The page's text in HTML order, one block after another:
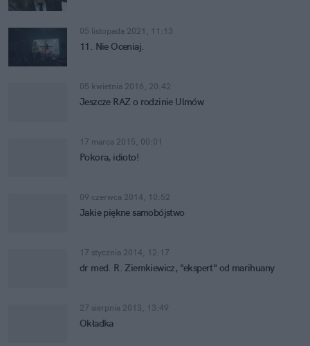
05 listopada 2021, 11:13
11. Nie Oceniaj.
05 kwietnia 2016, 20:42
Jeszcze RAZ o rodzinie Ulmów
17 marca 2015, 00:01
Pokora, idioto!
09 czerwca 2014, 10:52
Jakie piękne samobójstwo
17 stycznia 2014, 12:17
dr med. R. Ziemkiewicz, "ekspert" od marihuany
27 sierpnia 2013, 13:49
Okładka